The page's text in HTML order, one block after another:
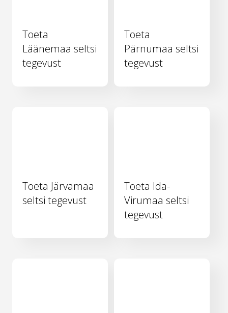
Toeta
Läänemaa seltsi
tegevust
Toeta
Pärnumaa seltsi
tegevust
Toeta Järvamaa
seltsi tegevust
Toeta Ida-
Virumaa seltsi
tegevust